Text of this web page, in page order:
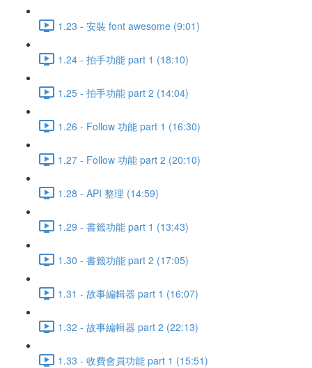
1.23 - 安裝 font awesome (9:01)
1.24 - 拍手功能 part 1 (18:10)
1.25 - 拍手功能 part 2 (14:04)
1.26 - Follow 功能 part 1 (16:30)
1.27 - Follow 功能 part 2 (20:10)
1.28 - API 整理 (14:59)
1.29 - 書籤功能 part 1 (13:43)
1.30 - 書籤功能 part 2 (17:05)
1.31 - 故事編輯器 part 1 (16:07)
1.32 - 故事編輯器 part 2 (22:13)
1.33 - 收費會員功能 part 1 (15:51)